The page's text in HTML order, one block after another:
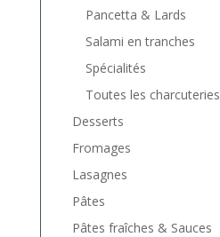
Pancetta & Lards
Salami en tranches
Spécialités
Toutes les charcuteries
Desserts
Fromages
Lasagnes
Pâtes
Pâtes fraîches & Sauces